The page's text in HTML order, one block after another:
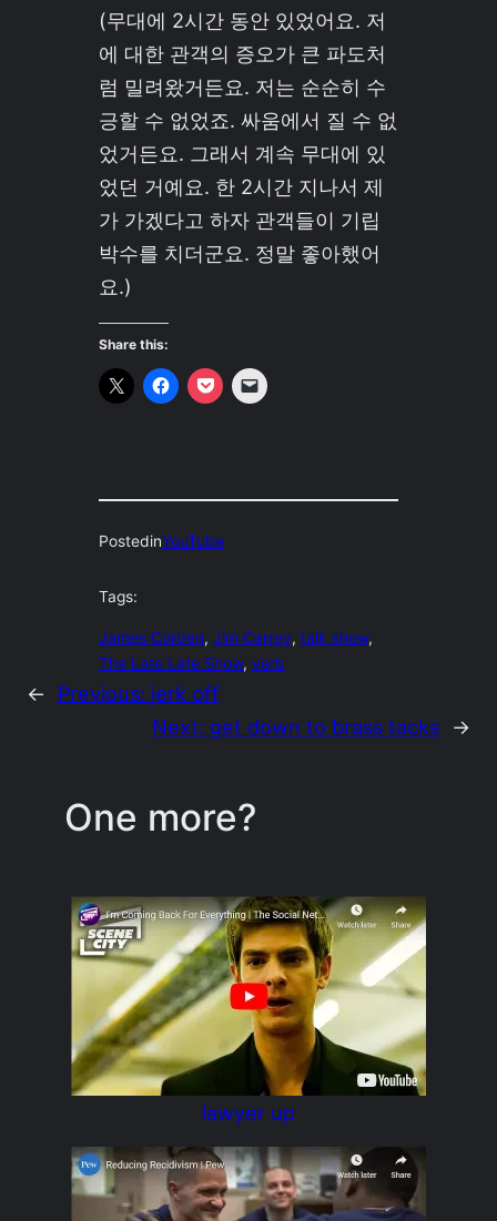
(무대에 2시간 동안 있었어요. 저
에 대한 관객의 증오가 큰 파도처
럼 밀려왔거든요. 저는 순순히 수
긍할 수 없었죠. 싸움에서 질 수 없
었거든요. 그래서 계속 무대에 있
었던 거예요. 한 2시간 지나서 제
가 가겠다고 하자 관객들이 기립
박수를 치더군요. 정말 좋아했어
요.)
Share this:
PostedinYouTube
Tags:
James Corden, Jim Carrey, talk show
The Late Late Show, verb
← Previous: jerk off
Next: get down to brass tacks →
One more?
lawyer up